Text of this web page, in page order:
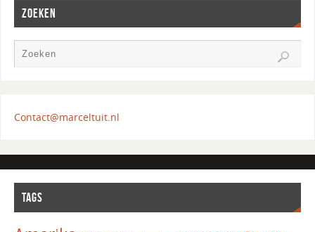
ZOEKEN
Contact@marceltuit.nl
TAGS